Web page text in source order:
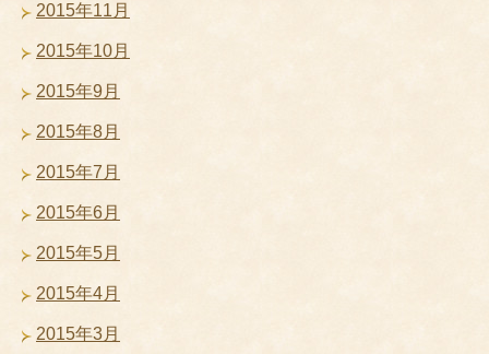
2015年11月
2015年10月
2015年9月
2015年8月
2015年7月
2015年6月
2015年5月
2015年4月
2015年3月